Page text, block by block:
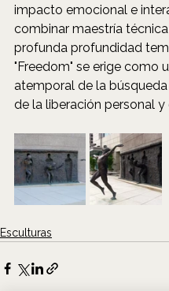
impacto emocional e
combinar maestría
profunda profundidad
"Freedom" se erige como
atemporal de la
de la liberación personal
Esculturas